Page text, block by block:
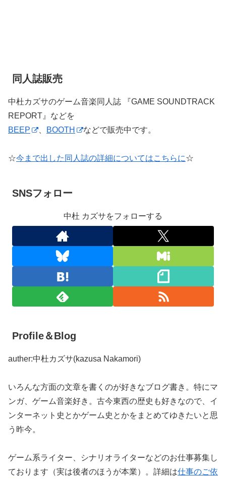
同人誌販売
中杜カズサのゲーム音楽同人誌 『GAME SOUNDTRACK
REPORT』などを
BEEP
BOOTH などで販売中です。
☆今まで出した同人誌の詳細についてはこちらに☆
SNSフォロー
中杜 カズサをフォローする
Profile＆Blog
auther:中杜カズサ(kazusa Nakamori)
いろんな方面の文章を書くのが好きなブログ書き。特にマ
ンガ、ゲーム音楽好き。古今東西の歴史も好きなので、イ
ンターネット史とかゲーム史とかをまとめてゆきたいと思
う昨今。
ゲーム系ライター、シナリオライターなどのお仕事募集し
ております（実は後者のほうが本業）。詳細は仕事のご依